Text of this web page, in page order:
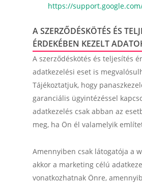
https://
A SZERZŐDÉSKÖTÉS ÉS
ÉRDEKÉBEN KEZELT
A szerződéskötés és teljesítés
adatkezelési eset is
Tájékoztatjuk, hogy
garanciális ügyintézéssel
adatkezelés csak abban az
meg, ha Ön él valamelyik
Amennyiben csak látogatója a
akkor a marketing célú
vonatkozhatnak Önre,